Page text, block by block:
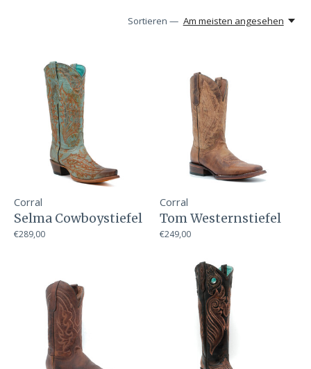
Sortieren — Am meisten angesehen
Corral
Selma Cowboystiefel
€289,00
Corral
Tom Westernstiefel
€249,00